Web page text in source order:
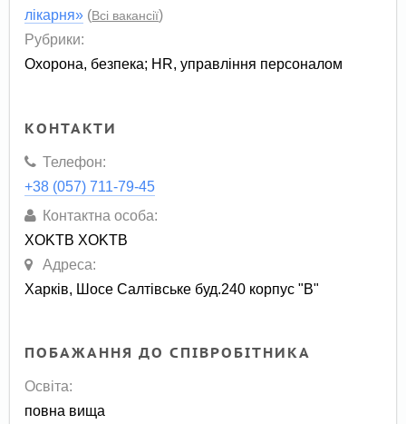
лікарня» (Всі вакансії)
Рубрики:
Охорона, безпека; HR, управління персоналом
КОНТАКТИ
Телефон:
+38 (057) 711-79-45
Контактна особа:
XOKTB XOKTB
Адреса:
Харків, Шосе Салтівське буд.240 корпус "В"
ПОБАЖАННЯ ДО СПІВРОБІТНИКА
Освіта:
повна вища